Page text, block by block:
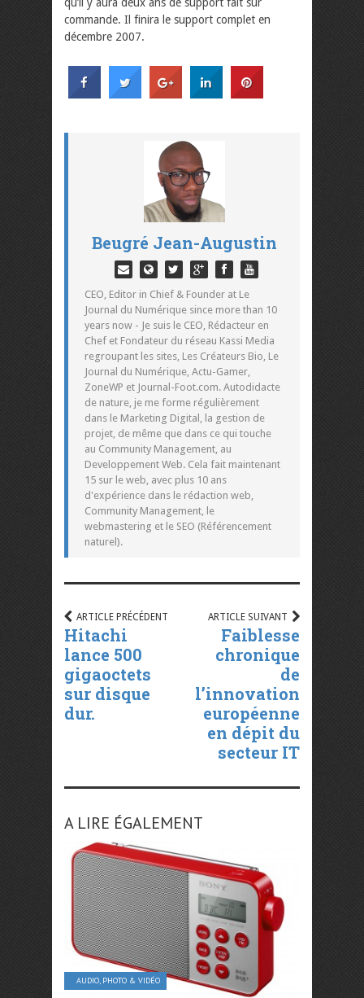
commande. Il finira le support complet en
décembre 2007.
Beugré Jean-Augustin
CEO, Editor in Chief & Founder at Le
Journal du Numérique since more than 10
years now - Je suis le CEO, Rédacteur en
Chef et Fondateur du réseau Kassi Media
regroupant les sites, Les Créateurs Bio, Le
Journal du Numérique, Actu-Gamer,
ZoneWP et Journal-Foot.com. Autodidacte
de nature, je me forme régulièrement
dans le Marketing Digital, la gestion de
projet, de même que dans ce qui touche
au Community Management, au
Developpement Web. Cela fait maintenant
15 sur le web, avec plus 10 ans
d'expérience dans le rédaction web,
Community Management, le
webmastering et le SEO (Référencement
naturel).
ARTICLE PRÉCÉDENT
Hitachi
lance 500
gigaoctets
sur disque
dur.
ARTICLE SUIVANT
Faiblesse
chronique
de
l’innovation
européenne
en dépit du
secteur IT
A LIRE ÉGALEMENT
AUDIO, PHOTO & VIDÉO